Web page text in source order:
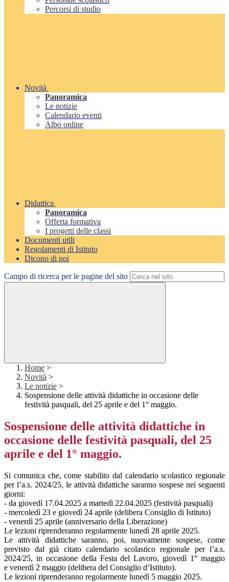
Percorsi di studio
Novità
Panoramica
Le notizie
Calendario eventi
Albo online
Didattica
Panoramica
Offerta formativa
I progetti delle classi
Documenti utili
Regolamenti di Istituto
Dicono di noi
Campo di ricerca per le pagine del sito
Home >
Novità >
Le notizie >
Sospensione delle attività didattiche in occasione delle
festività pasquali, del 25 aprile e del 1° maggio.
Sospensione delle attività didattiche in
occasione delle festività pasquali, del 25
aprile e del 1° maggio.
Si comunica che, come stabilito dal calendario scolastico regionale
per l’a.s. 2024/25, le attività didattiche saranno sospese nei seguenti
giorni:
- da giovedì 17.04.2025 a martedì 22.04.2025 (festività pasquali)
- mercoledì 23 e giovedì 24 aprile (delibera Consiglio di Istituto)
- venerdì 25 aprile (anniversario della Liberazione)
Le lezioni riprenderanno regolarmente lunedì 28 aprile 2025.
Le attività didattiche saranno, poi, nuovamente sospese, come
previsto dal già citato calendario scolastico regionale per l’a.s.
2024/25, in occasione della Festa del Lavoro, giovedì 1° maggio
e venerdì 2 maggio (delibera del Consiglio d’Istituto).
Le lezioni riprenderanno regolarmente lunedì 5 maggio 2025.